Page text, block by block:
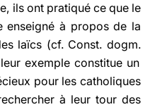
ils ont pratiqué ce que le
enseigné à propos de la
laïcs (cf. Const. dogm.
exemple constitue un
pour les catholiques
à leur tour des